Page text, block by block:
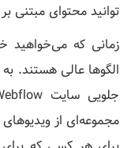
توانید محتوای مبتنی بر CMS را در Webflow ایجاد کنید.
زمانی که می‌خواهید
الگوها عالی هستند.
مجموعه‌ای از ویدیوهای